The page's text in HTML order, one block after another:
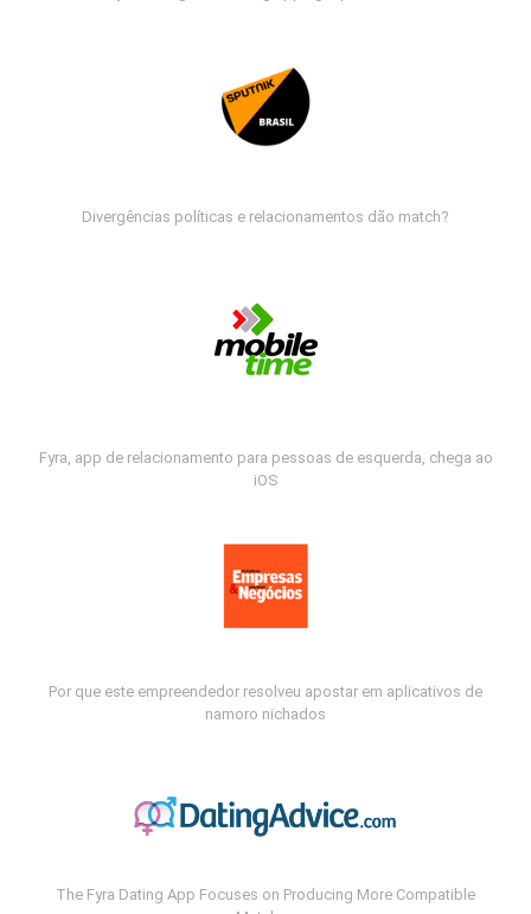
Divergências políticas e relacionamentos dão match?
Fyra, app de relacionamento para pessoas de esquerda, chega ao
iOS
Por que este empreendedor resolveu apostar em aplicativos de
namoro nichados
The Fyra Dating App Focuses on Producing More Compatible